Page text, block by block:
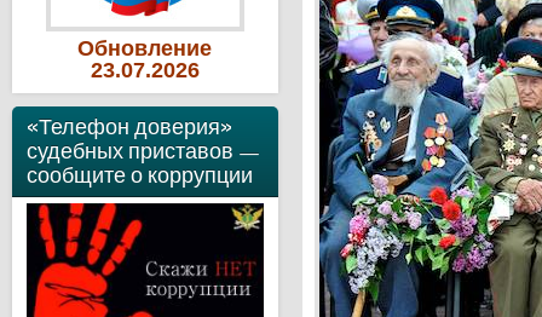
Обновление
23.07.2026
«Телефон доверия»
судебных приставов —
сообщите о коррупции